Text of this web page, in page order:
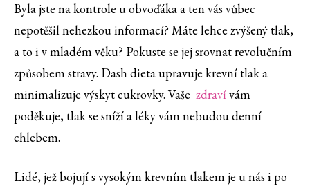
Byla jste na kontrole u obvoďáka a ten vás vůbec
nepotěšil nehezkou informací? Máte lehce zvýšený tlak,
a to i v mladém věku? Pokuste se jej srovnat revolučním
způsobem stravy. Dash dieta upravuje krevní tlak a
minimalizuje výskyt cukrovky. Vaše zdravívám
poděkuje, tlak se sníží a léky vám nebudou denní
chlebem.
Lidé, jež bojují s vysokým krevním tlakem je u nás i po